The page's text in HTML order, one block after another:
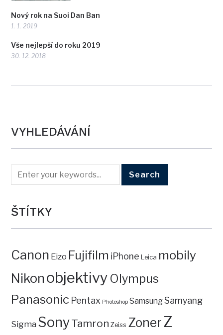
Nový rok na Suoi Dan Ban
1. 1. 2019
Vše nejlepší do roku 2019
30. 12. 2018
VYHLEDÁVÁNÍ
ŠTÍTKY
Canon Eizo Fujifilm iPhone Leica mobily
Nikon objektivy Olympus
Panasonic Pentax Photoshop SamsungSamyang
Sigma SonyTamron Zeiss ZonerZ